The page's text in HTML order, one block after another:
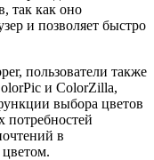
так как оно
и позволяет быстро
пользователи также
и ColorZilla,
выбора цветов
потребностей
в